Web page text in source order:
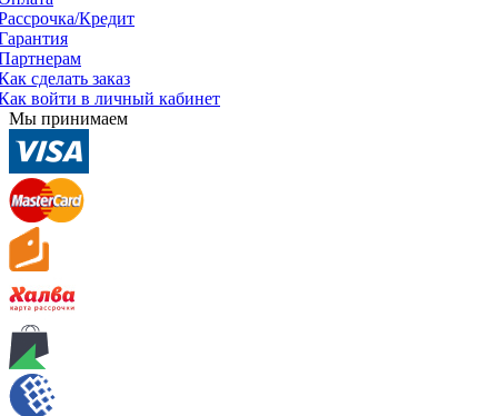
Кредит
сделать заказ
войти в личный кабинет
Мы принимаем